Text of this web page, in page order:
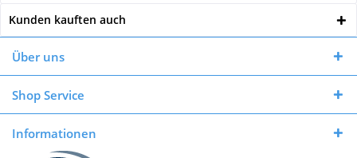
Kunden kauften auch
Über uns
Shop Service
Informationen